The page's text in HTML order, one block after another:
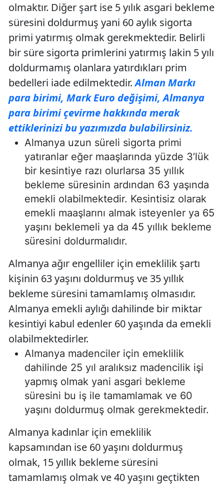
olmaktır. Diğer şart ise 5 yılık asgari bekleme
süresini doldurmuş yani 60 aylık sigorta
primi yatırmış olmak gerekmektedir. Belirli
bir süre sigorta primlerini yatırmış lakin 5 yılı
doldurmamış olanlara yatırdıkları prim
bedelleri iade edilmektedir.Alman Markı
para birimi, Mark Euro değişimi, Almanya
para birimi çevirme hakkında merak
ettiklerinizi bu yazımızda bulabilirsiniz.
Almanya uzun süreli sigorta primi
yatıranlar eğer maaşlarında yüzde 3’lük
bir kesintiye razı olurlarsa 35 yıllık
bekleme süresinin ardından 63 yaşında
emekli olabilmektedir. Kesintisiz olarak
emekli maaşlarını almak isteyenler ya 65
yaşını beklemeli ya da 45 yıllık bekleme
süresini doldurmalıdır.
Almanya ağır engelliler için emeklilik şartı
kişinin 63 yaşını doldurmuş ve 35 yıllık
bekleme süresini tamamlamış olmasıdır.
Almanya emekli aylığı dahilinde bir miktar
kesintiyi kabul edenler 60 yaşında da emekli
olabilmektedirler.
Almanya madenciler için emeklilik
dahilinde 25 yıl aralıksız madencilik işi
yapmış olmak yani asgari bekleme
süresini bu iş ile tamamlamak ve 60
yaşını doldurmuş olmak gerekmektedir.
Almanya kadınlar için emeklilik
kapsamından ise 60 yaşını doldurmuş
olmak, 15 yıllık bekleme süresini
tamamlamış olmak ve 40 yaşını geçtikten